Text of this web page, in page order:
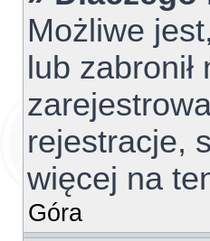
Możliwe
lub
rejestracje,
więcej na
Góra